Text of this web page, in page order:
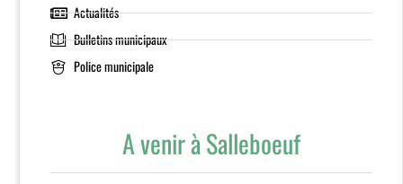
Actualités
Bulletins municipaux
Police municipale
A venir à Salleboeuf